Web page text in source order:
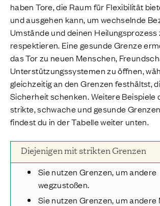
haben Tore, die Raum für Flexibilität
und ausgehen kann, um wechselnde
Umstände und deinen Heilungsprozess
respektieren. Eine gesunde Grenze
das Tor zu neuen Menschen,
Unterstützungssystemen zu öffnen,
gleichzeitig an den Grenzen festhältst,
Sicherheit schenken. Weitere Beispiele
strikte, schwache und gesunde
findest du in der Tabelle weiter unten.
Diejenigen mit strikten Grenzen
Sie nutzen Grenzen, um andere
wegzustoßen.
Sie nutzen Grenzen, um andere